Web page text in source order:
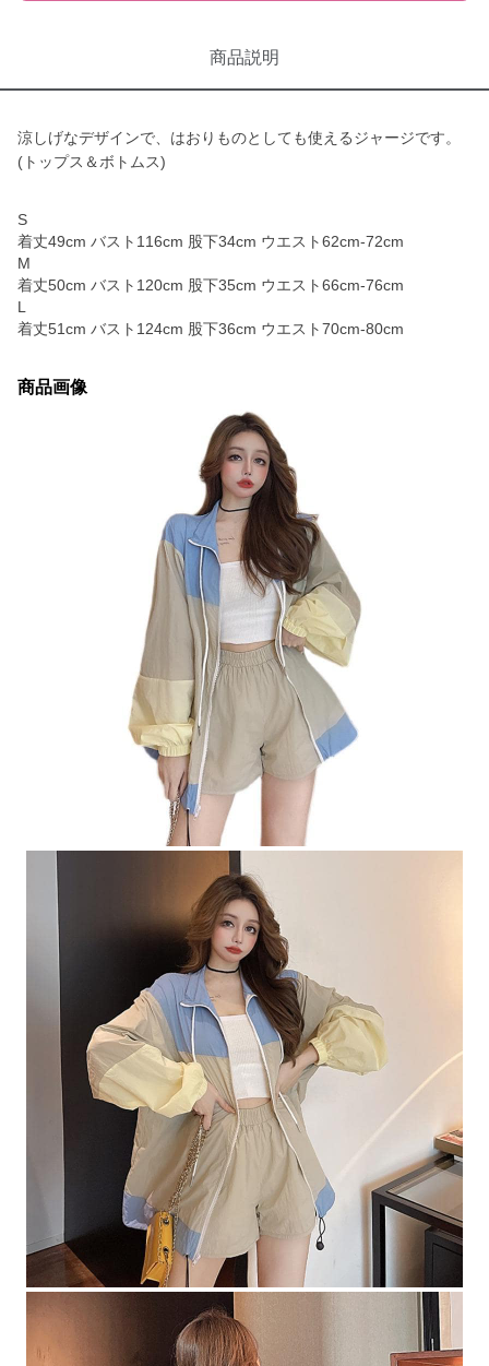
商品説明
涼しげなデザインで、はおりものとしても使えるジャージです。
(トップス＆ボトムス)
S
着丈49cm バスト116cm 股下34cm ウエスト62cm-72cm
M
着丈50cm バスト120cm 股下35cm ウエスト66cm-76cm
L
着丈51cm バスト124cm 股下36cm ウエスト70cm-80cm
商品画像